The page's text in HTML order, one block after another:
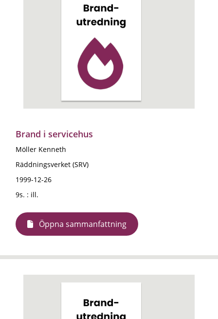
Brand i servicehus
Möller Kenneth
Räddningsverket (SRV)
1999-12-26
9s. : ill.
Öppna sammanfattning